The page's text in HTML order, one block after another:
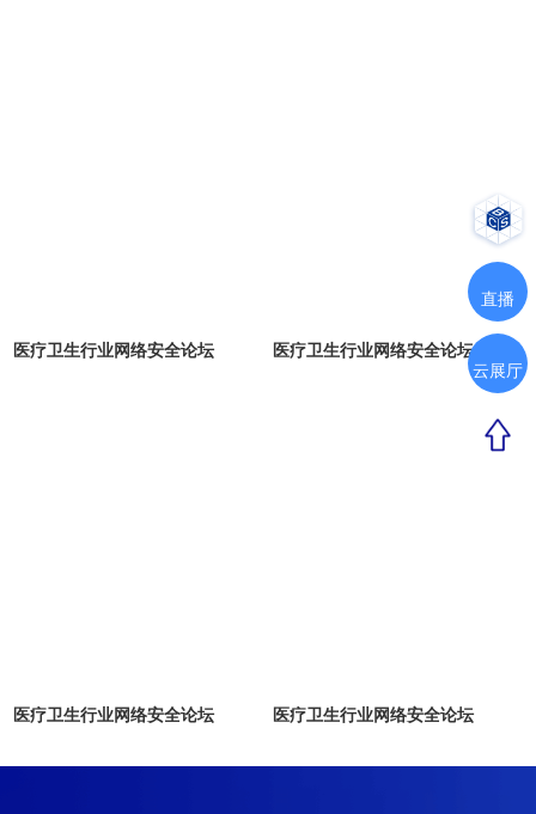
医疗卫生行业网络安全论坛 医疗卫生行业网络安全论坛
医疗卫生行业网络安全论坛 医疗卫生行业网络安全论坛
直播
云展厅